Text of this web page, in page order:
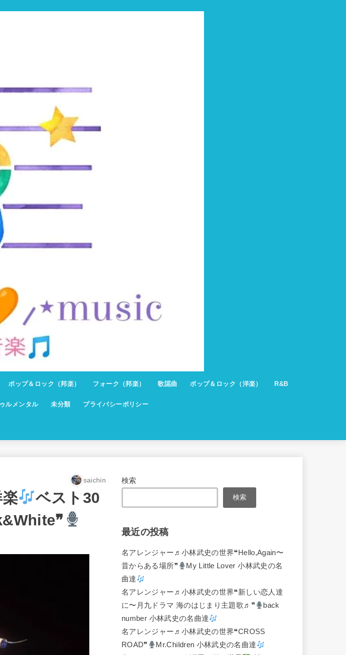
ポップ＆ロック（邦楽） フォーク（邦楽） 歌謡曲 ポップ＆ロック（洋楽） R&B
ルメンタル 未分類 プライバシーポリシー
saichin
ベスト30
検索
検索
最近の投稿
名アレンジャー♬ 小林武史の世界❝Hello,Again〜
昔からある場所❞
My Little Lover 小林武史の名
曲達
名アレンジャー♬ 小林武史の世界❝新しい恋人達
に〜月九ドラマ 海のはじまり主題歌♬❞
back
number 小林武史の名曲達
名アレンジャー♬ 小林武史の世界❝CROSS
ROAD❞
Mr.Children 小林武史の名曲達